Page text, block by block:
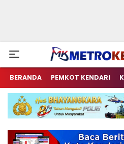
Berita Terkini
BERANDA PEMKOT KENDARI